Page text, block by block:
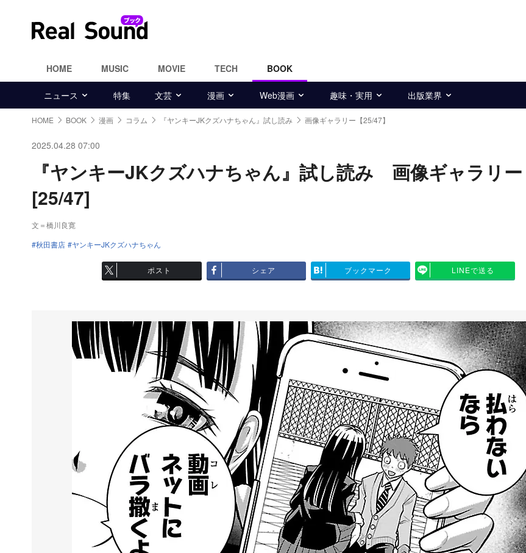
HOME MUSIC MOVIE TECH BOOK
ニュース 特集 文芸 漫画 Web漫画 趣味・実用 出版業界
HOME BOOK 漫画 コラム 『ヤンキーJKクズハナちゃん』試し読み 画像ギャラリー【25/47】
2025.04.28 07:00
『ヤンキーJKクズハナちゃん』試し読み 画像ギャラリー
[25/47]
文＝橋川良寛
秋田書店
ヤンキーJKクズハナちゃん
ポスト シェア ブックマーク LINEで送る